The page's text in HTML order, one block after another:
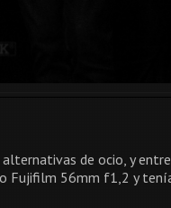
alternativas de ocio, y
Fujifilm 56mm f1,2 y